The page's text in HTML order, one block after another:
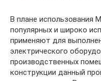
В плане
популярных и широко
применяют для
электрического
производственных
конструкции данный